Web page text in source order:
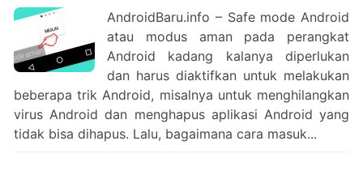
AndroidBaru.info – Safe mode Android
atau modus aman pada perangkat
Android kadang kalanya diperlukan
dan harus diaktifkan untuk melakukan
beberapa trik Android, misalnya untuk menghilangkan
virus Android dan menghapus aplikasi Android yang
tidak bisa dihapus. Lalu, bagaimana cara masuk...